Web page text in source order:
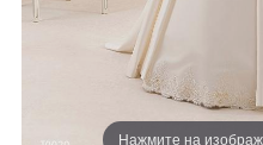
Нажмите на